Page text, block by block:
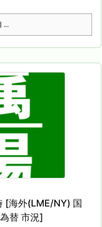
...
[海外(LME/NY) 国
替 市況]